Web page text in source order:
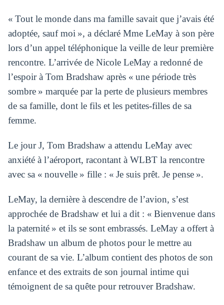
« Tout le monde dans ma famille savait que j’avais été
adoptée, sauf moi », a déclaré Mme LeMay à son père
lors d’un appel téléphonique la veille de leur première
rencontre. L’arrivée de Nicole LeMay a redonné de
l’espoir à Tom Bradshaw après « une période très
sombre » marquée par la perte de plusieurs membres
de sa famille, dont le fils et les petites-filles de sa
femme.
Le jour J, Tom Bradshaw a attendu LeMay avec
anxiété à l’aéroport, racontant à WLBT la rencontre
avec sa « nouvelle » fille : « Je suis prêt. Je pense ».
LeMay, la dernière à descendre de l’avion, s’est
approchée de Bradshaw et lui a dit : « Bienvenue dans
la paternité » et ils se sont embrassés. LeMay a offert à
Bradshaw un album de photos pour le mettre au
courant de sa vie. L’album contient des photos de son
enfance et des extraits de son journal intime qui
témoignent de sa quête pour retrouver Bradshaw.